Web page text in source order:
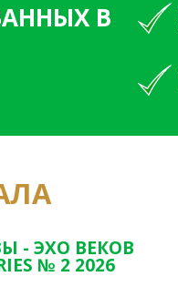
В
- ЭХО ВЕКОВ
№ 2 2026